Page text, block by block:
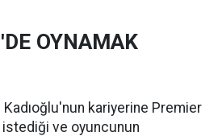
OYNAMAK
Kadıoğlu'nun kariyerine Premier
ve oyuncunun